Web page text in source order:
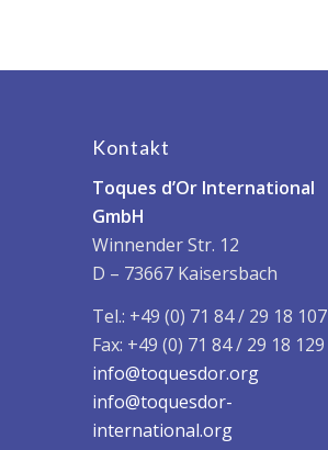
Kontakt
Toques d’Or International
GmbH
Winnender Str. 12
D – 73667 Kaisersbach
Tel.: +49 (0) 71 84 / 29 18 107
Fax: +49 (0) 71 84 / 29 18 129
info@toquesdor.org
info@toquesdor-
international.org